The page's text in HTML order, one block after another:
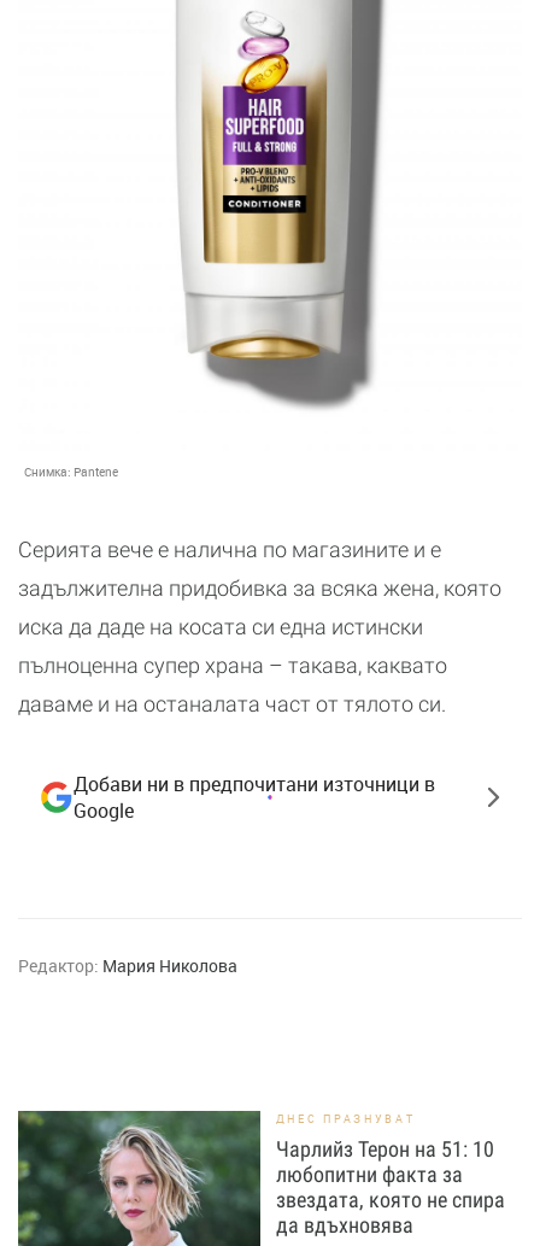
Снимка: Pantene
Серията вече е налична по магазините и е
задължителна придобивка за всяка жена, която
иска да даде на косата си една истински
пълноценна супер храна – такава, каквато
даваме и на останалата част от тялото си.
Добави ни в предпочитани източници в
Google
Редактор: Мария Николова
ДНЕС ПРАЗНУВАТ
Чарлийз Терон на 51: 10
любопитни факта за
звездата, която не спира
да вдъхновява